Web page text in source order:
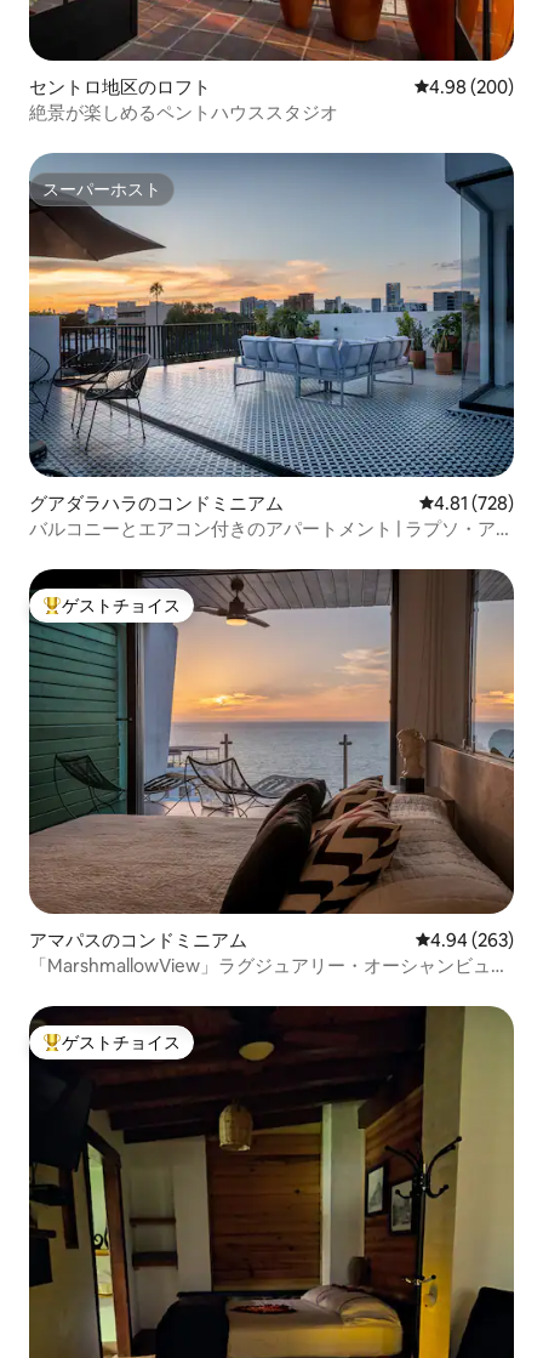
セントロ地区のロフト レビュー200
4.98 (200)
絶景が楽しめるペントハウススタジオ
スーパーホスト
スーパーホスト
グアダラハラのコンドミニアム レビュー728
4.81 (728)
バルコニーとエアコン付きのアパートメント | ラプソ・ア
大好評のゲストチョイスです。
ゲストチョイス
アマパスのコンドミニアム レビュー263
4.94 (263)
「MarshmallowView」ラグジュアリー・オーシャンビュ
大好評のゲストチョイスです。
ゲストチョイス